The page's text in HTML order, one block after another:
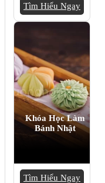
Tìm Hiểu Ngay
Khóa Học Làm
Bánh Nhật
Tìm Hiểu Ngay